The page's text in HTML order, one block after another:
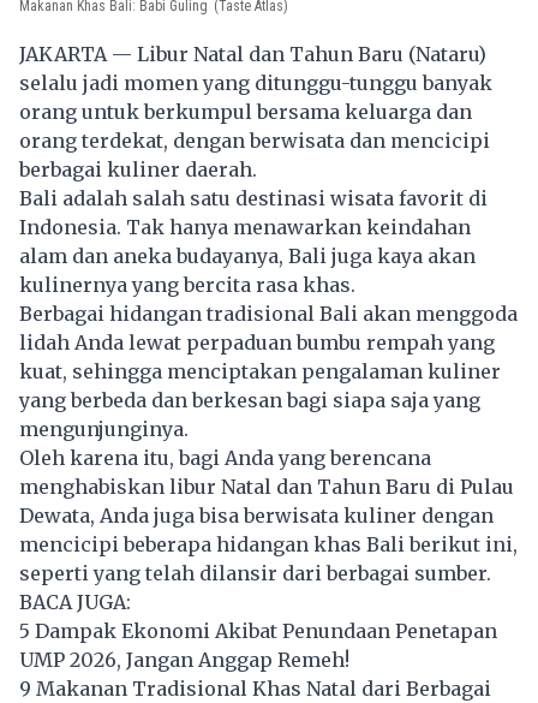
Makanan Khas Bali: Babi Guling (Taste Atlas)
JAKARTA — Libur Natal dan Tahun Baru (Nataru)
selalu jadi momen yang ditunggu-tunggu banyak
orang untuk berkumpul bersama keluarga dan
orang terdekat, dengan berwisata dan mencicipi
berbagai kuliner daerah.
Bali adalah salah satu destinasi wisata favorit di
Indonesia. Tak hanya menawarkan keindahan
alam dan aneka budayanya, Bali juga kaya akan
kulinernya yang bercita rasa khas.
Berbagai hidangan tradisional Bali akan menggoda
lidah Anda lewat perpaduan bumbu rempah yang
kuat, sehingga menciptakan pengalaman kuliner
yang berbeda dan berkesan bagi siapa saja yang
mengunjunginya.
Oleh karena itu, bagi Anda yang berencana
menghabiskan libur Natal dan Tahun Baru di Pulau
Dewata, Anda juga bisa berwisata kuliner dengan
mencicipi beberapa hidangan khas Bali berikut ini,
seperti yang telah dilansir dari berbagai sumber.
BACA JUGA:
5 Dampak Ekonomi Akibat Penundaan Penetapan
UMP 2026, Jangan Anggap Remeh!
9 Makanan Tradisional Khas Natal dari Berbagai